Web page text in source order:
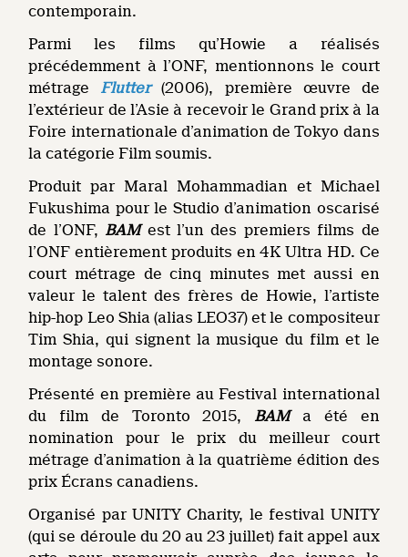
contemporain.
Parmi les films qu’Howie a réalisés
précédemment à l’ONF, mentionnons le court
métrage Flutter(2006), première œuvre de
l’extérieur de l’Asie à recevoir le Grand prix à la
Foire internationale d’animation de Tokyo dans
la catégorie Film soumis.
Produit par Maral Mohammadian et Michael
Fukushima pour le Studio d’animation oscarisé
de l’ONF, BAMest l’un des premiers films de
l’ONF entièrement produits en 4K Ultra HD. Ce
court métrage de cinq minutes met aussi en
valeur le talent des frères de Howie, l’artiste
hip-hop Leo Shia (alias LEO37) et le compositeur
Tim Shia, qui signent la musique du film et le
montage sonore.
Présenté en première au Festival international
du film de Toronto 2015, BAMa été en
nomination pour le prix du meilleur court
métrage d’animation à la quatrième édition des
prix Écrans canadiens.
Organisé par UNITY Charity, le festival UNITY
(qui se déroule du 20 au 23 juillet) fait appel aux